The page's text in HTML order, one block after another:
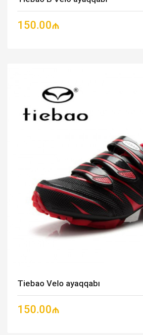
150.00₼
Tiebao Velo ayaqqabı
150.00₼